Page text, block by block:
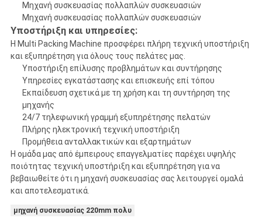
Μηχανή συσκευασίας πολλαπλών συσκευασιών
Μηχανή συσκευασίας πολλαπλών συσκευασιών
Υποστήριξη και υπηρεσίες:
Η Multi Packing Machine προσφέρει πλήρη τεχνική υποστήριξη
και εξυπηρέτηση για όλους τους πελάτες μας.
Υποστήριξη επίλυσης προβλημάτων και συντήρησης
Υπηρεσίες εγκατάστασης και επισκευής επί τόπου
Εκπαίδευση σχετικά με τη χρήση και τη συντήρηση της
μηχανής
24/7 τηλεφωνική γραμμή εξυπηρέτησης πελατών
Πλήρης ηλεκτρονική τεχνική υποστήριξη
Προμήθεια ανταλλακτικών και εξαρτημάτων
Η ομάδα μας από έμπειρους επαγγελματίες παρέχει υψηλής
ποιότητας τεχνική υποστήριξη και εξυπηρέτηση για να
βεβαιωθείτε ότι η μηχανή συσκευασίας σας λειτουργεί ομαλά
και αποτελεσματικά.
μηχανή συσκευασίας 220mm πολυ